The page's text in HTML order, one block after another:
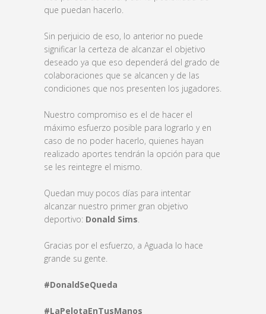
que puedan hacerlo.
Sin perjuicio de eso, lo anterior no puede
significar la certeza de alcanzar el objetivo
deseado ya que eso dependerá del grado de
colaboraciones que se alcancen y de las
condiciones que nos presenten los jugadores.
Nuestro compromiso es el de hacer el
máximo esfuerzo posible para lograrlo y en
caso de no poder hacerlo, quienes hayan
realizado aportes tendrán la opción para que
se les reintegre el mismo.
Quedan muy pocos días para intentar
alcanzar nuestro primer gran objetivo
deportivo: Donald Sims
Gracias por el esfuerzo, a Aguada lo hace
grande su gente.
#DonaldSeQueda
#LaPelotaEnTusManos